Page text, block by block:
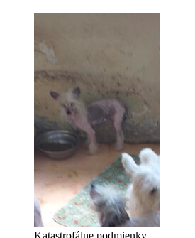
Katastrofálne podmienky